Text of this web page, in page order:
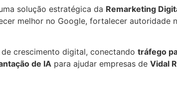
solução estratégica da Remarketing
melhor no Google, fortalecer
crescimento digital, conectando tráfego
de IA para ajudar empresas de Vidal